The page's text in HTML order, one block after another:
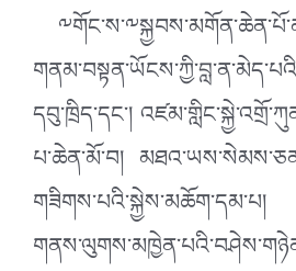
དབུ་ཁྲིད་དང་།
པ་ཆེན་མོ་བ།